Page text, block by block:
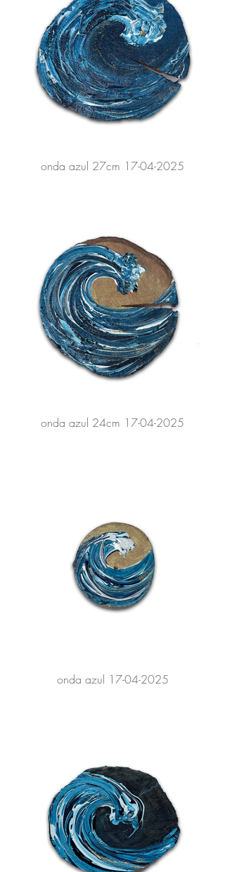
onda azul 27cm 17-04-2025
onda azul 24cm 17-04-2025
onda azul 17-04-2025